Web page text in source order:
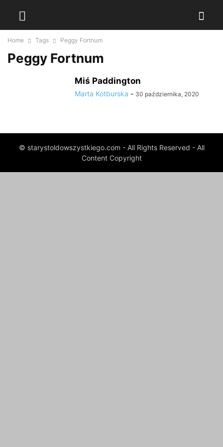
Home Tags Peggy Fortnum
Peggy Fortnum
Miś Paddington
Marta Kotburska - 30 października, 2020
© starystoldowszystkiego.com - All Rights Reserved - All
Content Copyright